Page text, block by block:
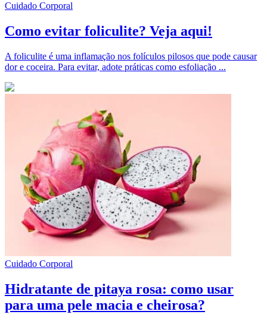
Cuidado Corporal
Como evitar foliculite? Veja aqui!
A foliculite é uma inflamação nos folículos pilosos que pode causar
dor e coceira. Para evitar, adote práticas como esfoliação ...
Cuidado Corporal
Hidratante de pitaya rosa: como usar
para uma pele macia e cheirosa?